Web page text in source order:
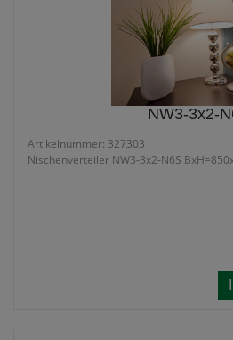
NW3-3x2-
Artikelnummer: 327303
Nischenverteiler NW3-3x2-N6S